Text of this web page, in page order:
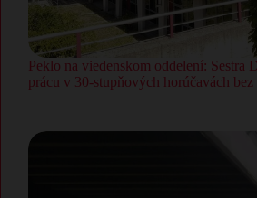
Peklo na viedenskom oddelení: Sestra
prácu v 30-stupňových horúčavách